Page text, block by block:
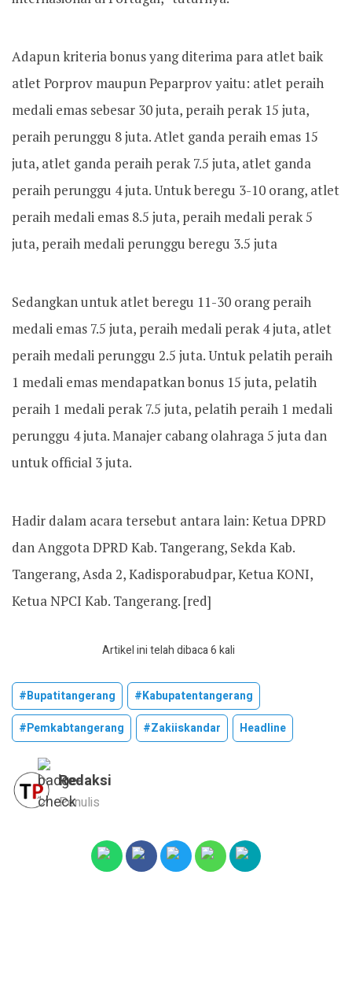
Adapun kriteria bonus yang diterima para atlet baik
atlet Porprov maupun Peparprov yaitu: atlet peraih
medali emas sebesar 30 juta, peraih perak 15 juta,
peraih perunggu 8 juta. Atlet ganda peraih emas 15
juta, atlet ganda peraih perak 7.5 juta, atlet ganda
peraih perunggu 4 juta. Untuk beregu 3-10 orang, atlet
peraih medali emas 8.5 juta, peraih medali perak 5
juta, peraih medali perunggu beregu 3.5 juta
Sedangkan untuk atlet beregu 11-30 orang peraih
medali emas 7.5 juta, peraih medali perak 4 juta, atlet
peraih medali perunggu 2.5 juta. Untuk pelatih peraih
1 medali emas mendapatkan bonus 15 juta, pelatih
peraih 1 medali perak 7.5 juta, pelatih peraih 1 medali
perunggu 4 juta. Manajer cabang olahraga 5 juta dan
untuk official 3 juta.
Hadir dalam acara tersebut antara lain: Ketua DPRD
dan Anggota DPRD Kab. Tangerang, Sekda Kab.
Tangerang, Asda 2, Kadisporabudpar, Ketua KONI,
Ketua NPCI Kab. Tangerang. [red]
Artikel ini telah dibaca 6 kali
#bupatitangerang
#kabupatentangerang
#pemkabtangerang
#zakiiskandar Headline
Redaksi
Penulis